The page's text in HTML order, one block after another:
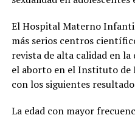
El Hospital Materno
más serios centros
revista de alta calidad en
el aborto en el Instituto de
con los siguientes
La edad con mayor